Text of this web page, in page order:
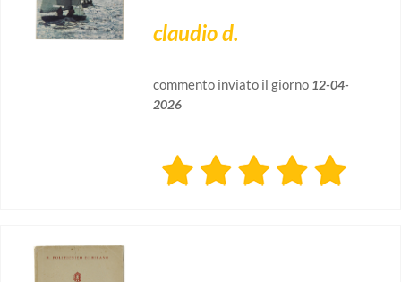
claudio d.
commento inviato il giorno 12-04-
2026